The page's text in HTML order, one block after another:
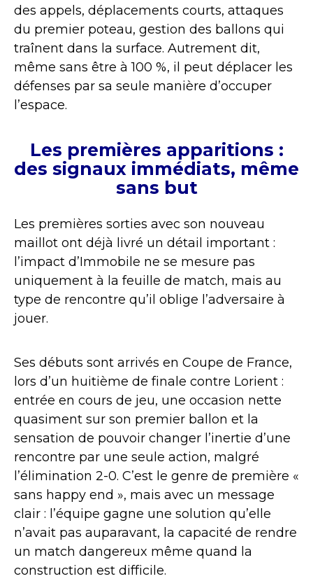
des appels, déplacements courts, attaques
du premier poteau, gestion des ballons qui
traînent dans la surface. Autrement dit,
même sans être à 100 %, il peut déplacer les
défenses par sa seule manière d’occuper
l’espace.
Les premières apparitions :
des signaux immédiats, même
sans but
Les premières sorties avec son nouveau
maillot ont déjà livré un détail important :
l’impact d’Immobile ne se mesure pas
uniquement à la feuille de match, mais au
type de rencontre qu’il oblige l’adversaire à
jouer.
Ses débuts sont arrivés en Coupe de France,
lors d’un huitième de finale contre Lorient :
entrée en cours de jeu, une occasion nette
quasiment sur son premier ballon et la
sensation de pouvoir changer l’inertie d’une
rencontre par une seule action, malgré
l’élimination 2-0. C’est le genre de première «
sans happy end », mais avec un message
clair : l’équipe gagne une solution qu’elle
n’avait pas auparavant, la capacité de rendre
un match dangereux même quand la
construction est difficile.